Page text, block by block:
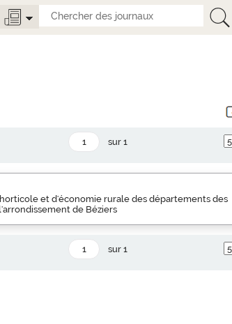
sur 1
et d'économie rurale des départements des
de Béziers
sur 1